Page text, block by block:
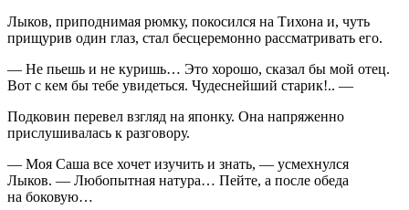
Лыков, приподнимая рюмку, покосился на Тихона и, чуть
прищурив один глаз, стал бесцеремонно рассматривать его.
— Не пьешь и не куришь… Это хорошо, сказал бы мой отец.
Вот с кем бы тебе увидеться. Чудеснейший старик!.. —
Подковин перевел взгляд на японку. Она напряженно
прислушивалась к разговору.
— Моя Саша все хочет изучить и знать, — усмехнулся
Лыков. — Любопытная натура… Пейте, а после обеда
на боковую…